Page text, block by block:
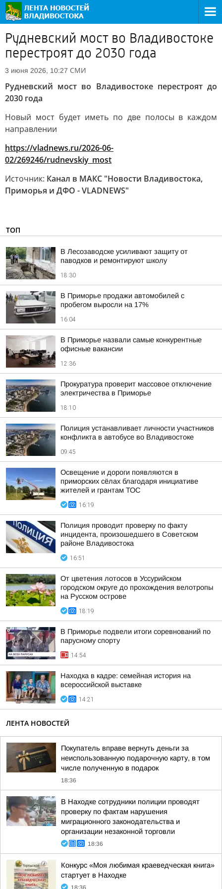
Рудневский мост во Владивостоке
перестроят до 2030 года
3 июня 2026, 10:27 СМИ
Рудневский мост во Владивостоке перестроят до
2030 года
Новый мост будет иметь по две полосы в каждом
направлении
https://vladnews.ru/2026-06-
02/269246/rudnevskiy_most
Источник: Канал в МАКС "Новости Владивостока,
Приморья и ДФО - VLADNEWS"
ТОП
В Лесозаводске усиливают защиту от
паводков и ремонтируют школу
18:30
В Приморье продажи автомобилей с
пробегом выросли на 17%
16:04
В Приморье назвали самые конкурентные
офисные вакансии
12:36
Прокуратура проверит массовое отключение
электричества в Приморье
18:10
Полиция устанавливает личности участников
конфликта в автобусе во Владивостоке
09:45
Освещение и дороги появляются в
приморских сёлах благодаря инициативе
жителей и грантам ТОС
16:19
Полиция проводит проверку по факту
инцидента, произошедшего в Советском
районе Владивостока
16:51
От цветения лотосов в Уссурийском
городском округе до прохождения велотропы
на Русском острове
18:19
В Приморье подвели итоги соревнований по
парусному спорту
14:54
Находка в кадре: семейная история на
всероссийской выставке
14:21
ЛЕНТА НОВОСТЕЙ
Покупатель вправе вернуть деньги за
неиспользованную подарочную карту, в том
числе полученную в подарок
18:36
В Находке сотрудники полиции проводят
проверку по фактам нарушения
миграционного законодательства и
организации незаконной торговли
18:36
Конкурс «Моя любимая краеведческая книга»
стартует в Находке
18:36